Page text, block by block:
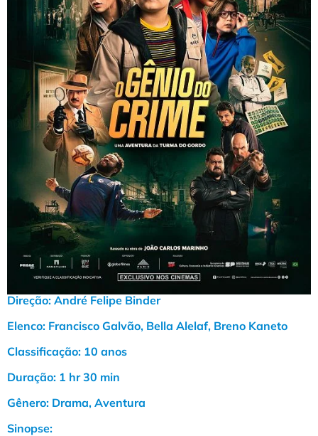
Direção: André Felipe Binder
Elenco: Francisco Galvão, Bella Alelaf, Breno Kaneto
Classificação: 10 anos
Duração: 1 hr 30 min
Gênero: Drama, Aventura
Sinopse: